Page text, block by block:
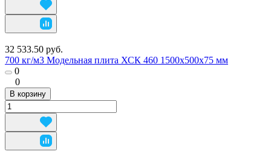
32 533.50 руб.
700 кг/м3 Модельная плита ХСК 460 1500х500х75 мм
0
0
В корзину